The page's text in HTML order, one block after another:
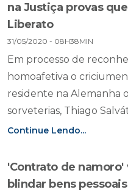
na Justiça provas
Liberato
31/05/2020 - 08H38MIN
Em processo de
homoafetiva o
residente na Alemanha
sorveterias, Thiago
Continue Lendo...
'Contrato de namoro'
blindar bens pessoais